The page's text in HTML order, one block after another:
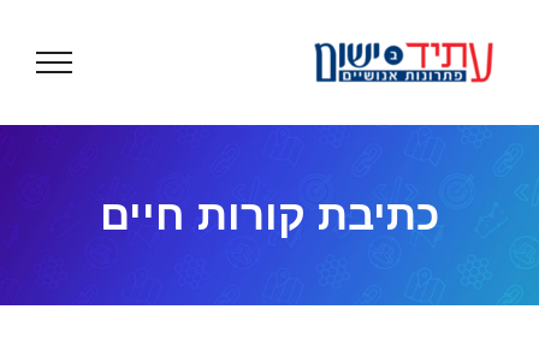
לתוכן
כתיבת קורות חיים